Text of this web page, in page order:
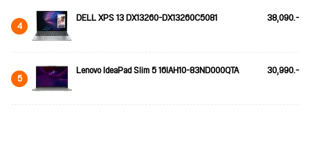
4 DELL XPS 13 DX13260-DX13260C5081 38,090.-
5 Lenovo IdeaPad Slim 5 16IAH10-83ND000QTA 30,990.-